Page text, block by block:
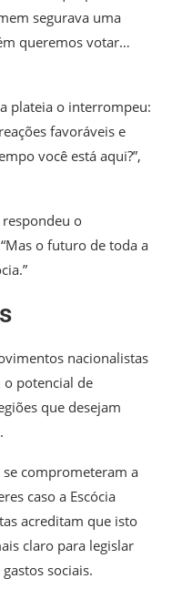
segurava uma
queremos votar…
plateia o interrompeu:
favoráveis e
você está aqui?”,
respondeu o
o futuro de toda a
nacionalistas
o potencial de
que desejam
comprometeram a
caso a Escócia
acreditam que isto
claro para legislar
sociais.